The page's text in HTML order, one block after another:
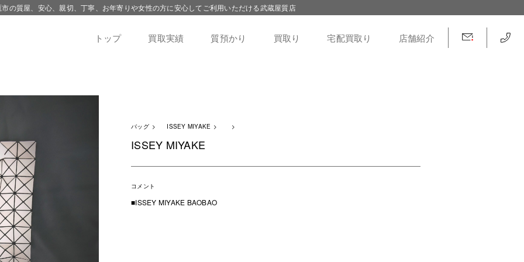
の質屋、安心、親切、丁寧、お年寄りや女性の方に安心してご利用いただける武蔵屋質店
トップ 買取実績 質預かり 買取り 宅配買取り 店舗紹介
バッグ ISSEY MIYAKE
ISSEY MIYAKE
コメント
■ISSEY MIYAKE BAOBAO